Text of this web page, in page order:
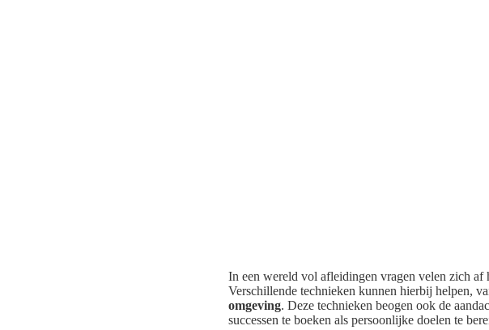
In een wereld vol afleidingen vragen velen zich af
Verschillende technieken kunnen hierbij helpen,
omgeving. Deze technieken beogen ook de
successen te boeken als persoonlijke doelen te